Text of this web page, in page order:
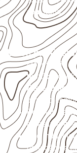
com água.
Usos
Móveis,
técnica
,
quando
Projetos de
revestimentos
Uso
proteção de